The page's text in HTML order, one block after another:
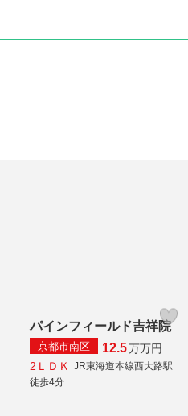
パインフィールド吉祥院
京都市南区 12.5万万円
2ＬＤＫ
JR東海道本線西大路駅
徒歩4分